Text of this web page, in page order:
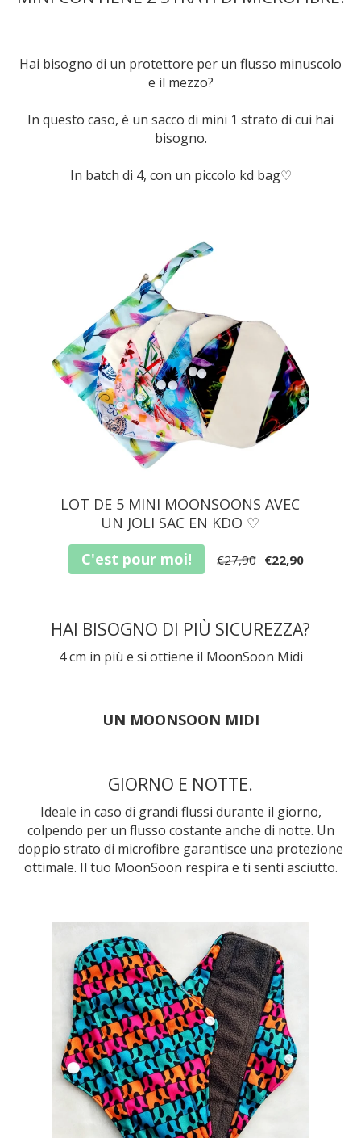
Hai bisogno di un protettore per un flusso minuscolo
e il mezzo?
In questo caso, è un sacco di mini 1 strato di cui hai
bisogno.
In batch di 4, con un piccolo kd bag♡
LOT DE 5 MINI MOONSOONS AVEC
UN JOLI SAC EN KDO ♡
C'est pour moi!
€27,90 €22,90
HAI BISOGNO DI PIÙ SICUREZZA?
4 cm in più e si ottiene il MoonSoon Midi
UN MOONSOON MIDI
GIORNO E NOTTE.
Ideale in caso di grandi flussi durante il giorno,
colpendo per un flusso costante anche di notte. Un
doppio strato di microfibre garantisce una protezione
ottimale. Il tuo MoonSoon respira e ti senti asciutto.